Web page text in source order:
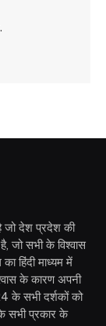
जो देश प्रदेश की
जो सभी के विश्वास
हिंदी माध्यम में
के कारण अपनी
के सभी दर्शकों को
सभी प्रकार के